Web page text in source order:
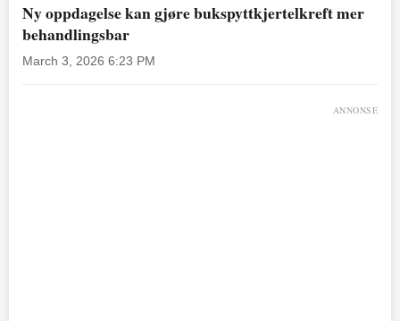
Ny oppdagelse kan gjøre bukspyttkjertelkreft mer
behandlingsbar
March 3, 2026 6:23 PM
ANNONSE